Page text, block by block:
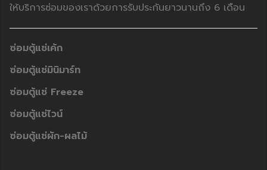
ให้บริการซ่อมของเราด้วยการรับประกันยาวนานถึง 6 เดือน
ซ่อมตู้แช่เค้ก
ซ่อมตู้แช่มินิมาร์ท
ซ่อมตู้แช่ Freeze
ซ่อมตู้แช่ไวน์
ซ่อมตู้แช่ผัก-ผลไม้